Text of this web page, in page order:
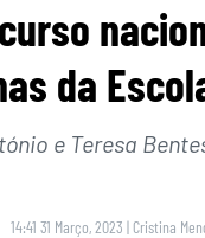
da
e Teresa
14:41 31 Março, 2023 | Cristina